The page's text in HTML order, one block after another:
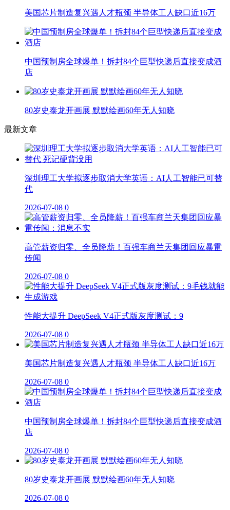
美国芯片制造复兴遇人才瓶颈 半导体工人缺口近16万
中国预制房全球爆单！拆封84个巨型快递后直接变成酒
店
80岁史泰龙开画展 默默绘画60年无人知晓
最新文章
深圳理工大学拟逐步取消大学英语：AI人工智能已可替
代
2026-07-08 0
高管薪资归零、全员降薪！百强车商兰天集团回应暴雷
传闻
2026-07-08 0
性能大提升 DeepSeek V4正式版灰度测试：9
2026-07-08 0
美国芯片制造复兴遇人才瓶颈 半导体工人缺口近16万
2026-07-08 0
中国预制房全球爆单！拆封84个巨型快递后直接变成酒
店
2026-07-08 0
80岁史泰龙开画展 默默绘画60年无人知晓
2026-07-08 0